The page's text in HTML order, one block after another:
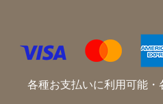
各種お支払いに利用可能